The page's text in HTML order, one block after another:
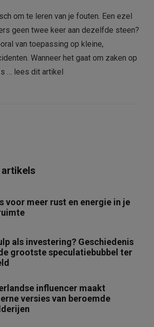
om te leren van je fouten. Een ezel
geen twee keer aan dezelfde steen?
van toepassing op kleine,
Wanneer het gaat om zaken op
… lees dit artikel
voor meer rust en energie in je
als investering? Geschiedenis
grootste speculatiebubbel ter
influencer maakt
versies van beroemde